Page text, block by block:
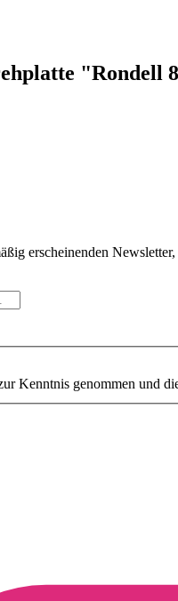
"Rondell
erscheinenden
Kenntnis genommen und